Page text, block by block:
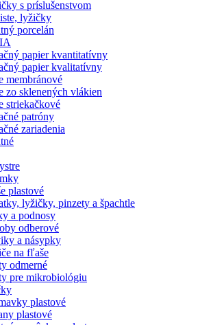
s príslušenstvom
lyžičky
porcelán
papier kvantitatívny
papier kvalitatívny
membránové
zo sklenených vlákien
striekačkové
patróny
zariadenia
plastové
lyžičky, pinzety a špachtle
a podnosy
odberové
a násypky
na fľaše
odmerné
pre mikrobiológiu
plastové
plastové